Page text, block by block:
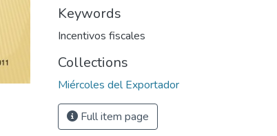
Keywords
Incentivos fiscales
Collections
Miércoles del Exportador
Full item page